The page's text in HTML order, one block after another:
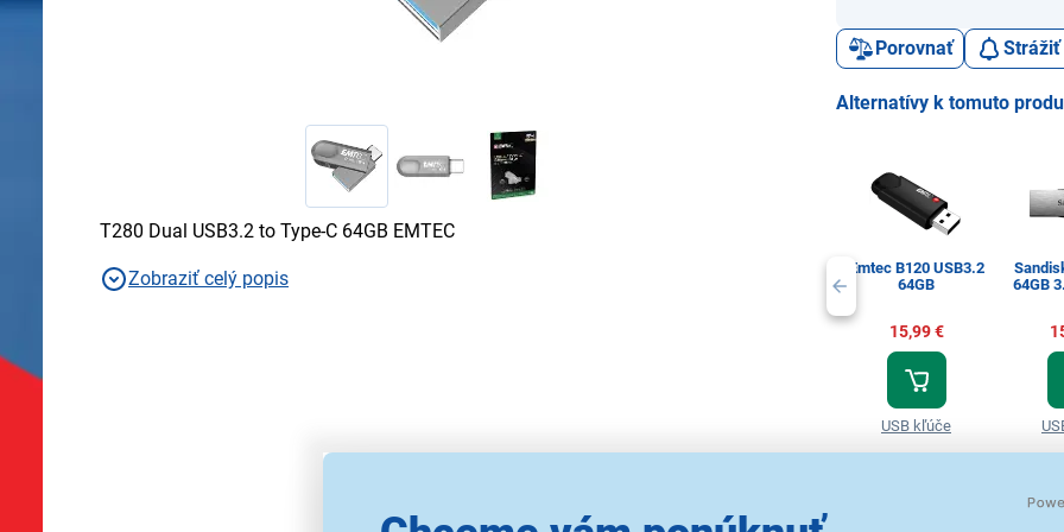
T280 Dual USB3.2 to Type-C 64GB EMTEC
Zobraziť celý popis
Porovnať Strážiť
Alternatívy k tomuto
Emtec B120 USB3.2
64GB
15,99 €
USB kľúče
64GB